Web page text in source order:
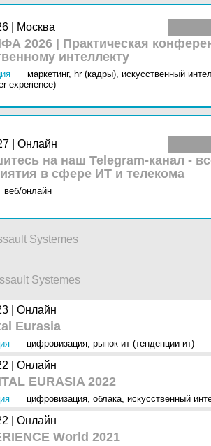
| Москва
2026 | Практическая
интеллекту
маркетинг, hr (кадры), искусственный
experience)
| Онлайн
на наш Telegram-канал -
в сфере ИТ и телекома
веб/онлайн
Systemes
Systemes
| Онлайн
Eurasia
цифровизация, рынок ит (тенденции ит)
| Онлайн
EURASIA 2022
цифровизация, облака, искусственный
| Онлайн
World 2021